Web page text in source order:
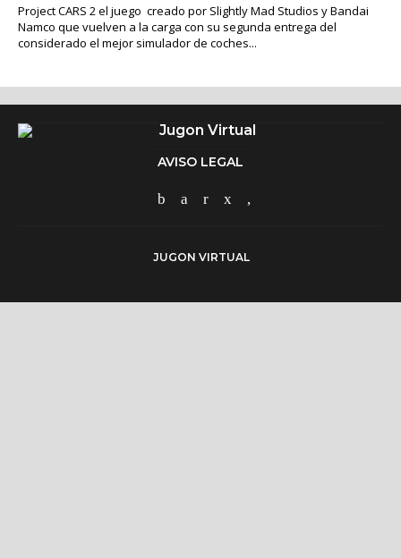
Project CARS 2 el juego creado por Slightly Mad Studios y Bandai
Namco que vuelven a la carga con su segunda entrega del
considerado el mejor simulador de coches...
AVISO LEGAL
JUGON VIRTUAL